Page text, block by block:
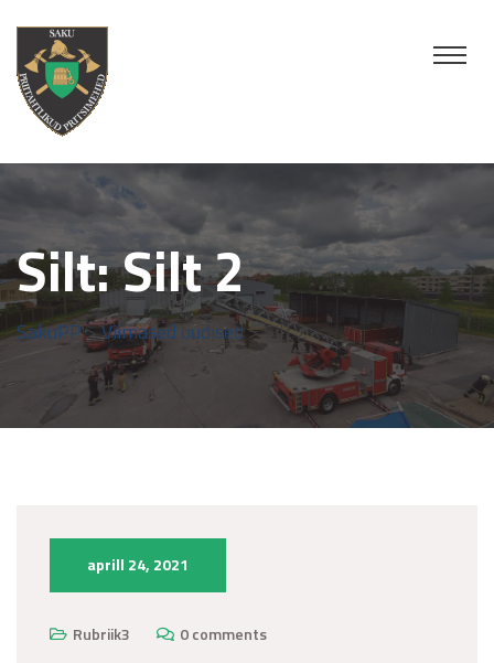
Silt:Silt 2
SakuPP>Viimased uudised> Silt 2
aprill 24, 2021
Rubriik3 0 comments